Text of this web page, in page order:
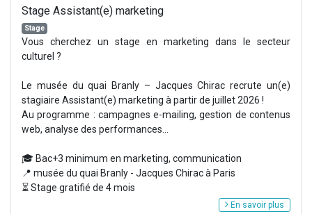
Stage Assistant(e) marketing
Stage
Vous cherchez un stage en marketing dans le secteur
culturel ?
Le musée du quai Branly – Jacques Chirac recrute un(e)
stagiaire Assistant(e) marketing à partir de juillet 2026 !
Au programme : campagnes e-mailing, gestion de contenus
web, analyse des performances...
🎓 Bac+3 minimum en marketing, communication
📍 musée du quai Branly - Jacques Chirac à Paris
⏳ Stage gratifié de 4 mois
En savoir plus